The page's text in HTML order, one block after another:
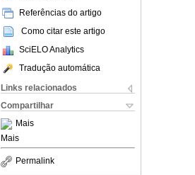
Referências do artigo
Como citar este artigo
SciELO Analytics
Tradução automática
Links relacionados
Compartilhar
Mais
Mais
Permalink